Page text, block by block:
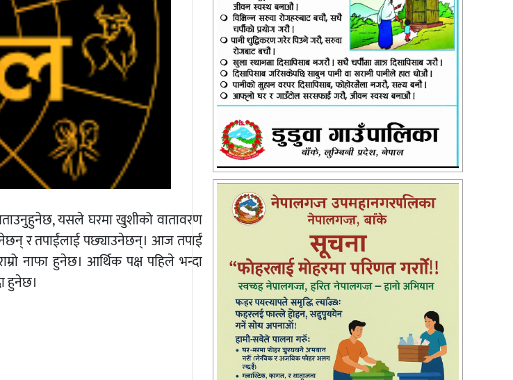
यसले घरमा खुशीको वातावरण
र तपाईंलाई पछ्याउनेछन्। आज तपाईं
नाफा हुनेछ। आर्थिक पक्ष पहिले भन्दा
हुनेछ।